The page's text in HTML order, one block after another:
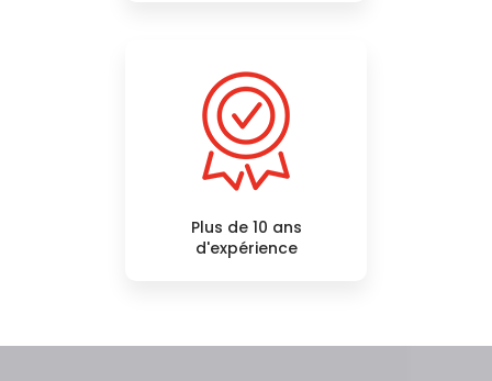
Plus de 10 ans
d'expérience